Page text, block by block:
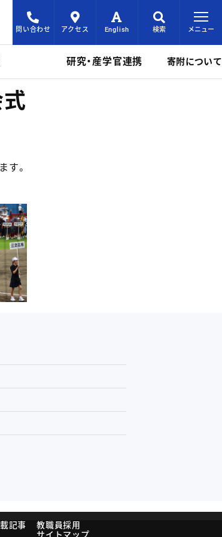
問い合わせ アクセス English 検索 メニュー
研究・産学官連携 寄附について
す。
記事
教職員採用
サイトマップ